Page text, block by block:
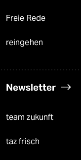
Freie Rede
reingehen
Newsletter
team zukunft
taz frisch